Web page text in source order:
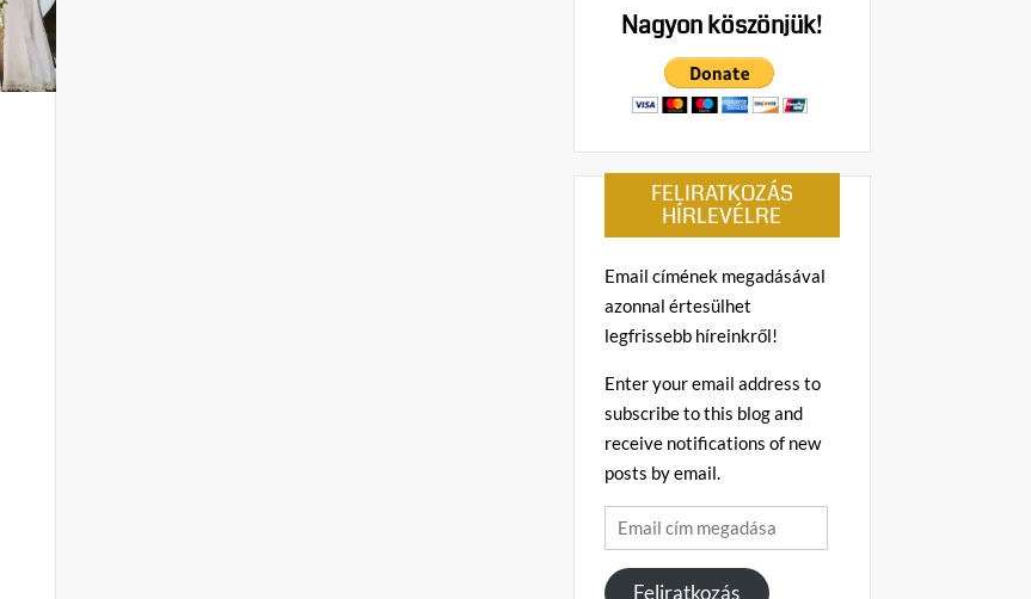
Nagyon köszönjük!
FELIRATKOZÁS
HÍRLEVÉLRE
Email címének megadásával
azonnal értesülhet
legfrissebb híreinkről!
Enter your email address to
subscribe to this blog and
receive notifications of new
posts by email.
Email
cím
megadása
Feliratkozás